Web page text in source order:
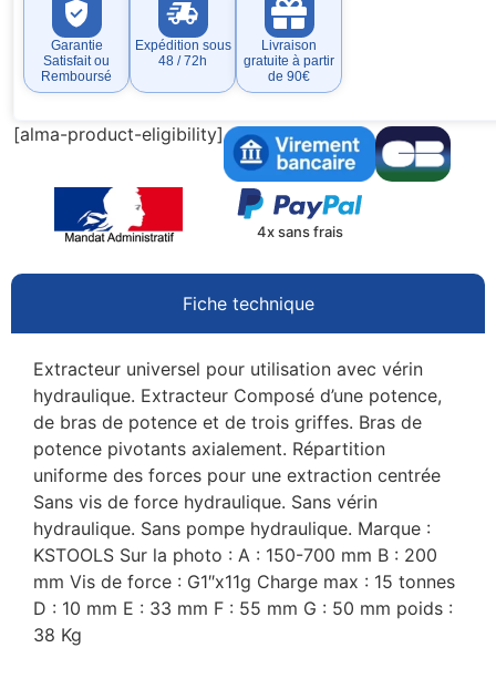
Garantie
Satisfait ou
Remboursé
Expédition sous
48 / 72h
Livraison
gratuite à partir
de 90€
[alma-product-eligibility]
4x sans frais
Fiche technique
Extracteur universel pour utilisation avec vérin
hydraulique. Extracteur Composé d’une potence,
de bras de potence et de trois griffes. Bras de
potence pivotants axialement. Répartition
uniforme des forces pour une extraction centrée
Sans vis de force hydraulique. Sans vérin
hydraulique. Sans pompe hydraulique. Marque :
KSTOOLS Sur la photo : A : 150-700 mm B : 200
mm Vis de force : G1″x11g Charge max : 15 tonnes
D : 10 mm E : 33 mm F : 55 mm G : 50 mm poids :
38 Kg